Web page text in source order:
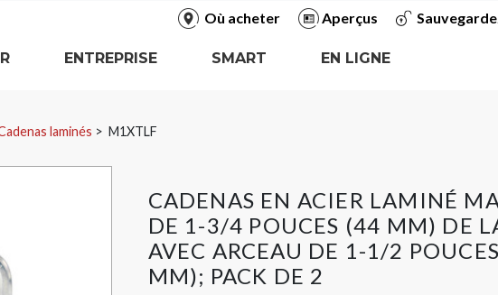
Où acheter Aperçus
ENTREPRISE
SMART
EN LIGNE
laminés M1XTLF
CADENAS EN ACIER LAMINÉ
DE 1-3/4 POUCES (44 MM) DE
AVEC ARCEAU DE 1-1/2
MM); PACK DE 2